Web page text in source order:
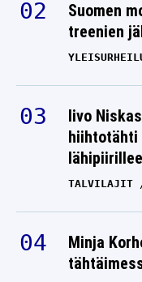
Suomen
treenien
Iivo
hiihtotähti
TALVILAJIT
Minja